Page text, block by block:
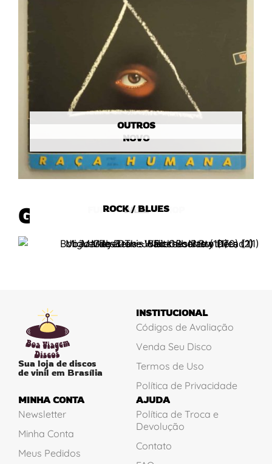
NOVO
OUTROS
Gêneros MÚSICA BRASILEIRA
REGGAE
FUNK/SOUL/HIP HOP
JAZZ
ROCK / BLUES
Sua loja de discos
de vinil em Brasília
INSTITUCIONAL
Códigos de Avaliação
Venda Seu Disco
Termos de Uso
Política de Privacidade
MINHA CONTA
Newsletter
Minha Conta
Meus Pedidos
AJUDA
Política de Troca e
Devolução
Contato